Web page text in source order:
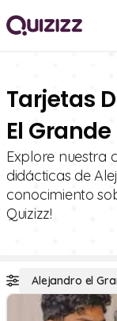
Tarjetas
El
Explore nuestra
didácticas de
conocimiento
Quizizz!
Alejandro el